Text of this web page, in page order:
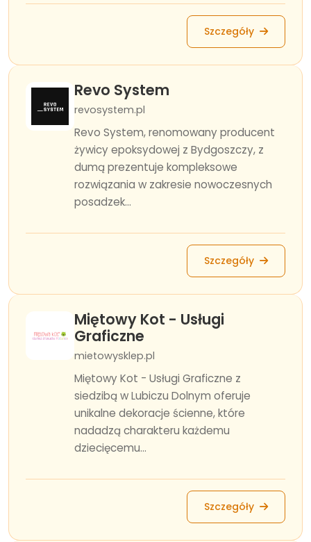
Szczegóły
Revo System
revosystem.pl
Revo System, renomowany producent
żywicy epoksydowej z Bydgoszczy, z
dumą prezentuje kompleksowe
rozwiązania w zakresie nowoczesnych
posadzek...
Szczegóły
Miętowy Kot - Usługi
Graficzne
mietowysklep.pl
Miętowy Kot - Usługi Graficzne z
siedzibą w Lubiczu Dolnym oferuje
unikalne dekoracje ścienne, które
nadadzą charakteru każdemu
dziecięcemu...
Szczegóły